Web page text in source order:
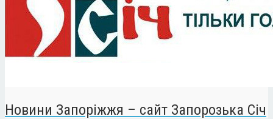
Новини Запоріжжя – сайт Запорозька Січ